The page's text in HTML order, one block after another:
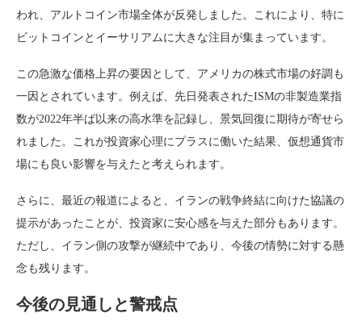
われ、アルトコイン市場全体が反発しました。これにより、特に
ビットコインとイーサリアムに大きな注目が集まっています。
この急激な価格上昇の要因として、アメリカの株式市場の好調も
一因とされています。例えば、先日発表されたISMの非製造業指
数が2022年半ば以来の高水準を記録し、景気回復に期待が寄せら
れました。これが投資家心理にプラスに働いた結果、仮想通貨市
場にも良い影響を与えたと考えられます。
さらに、最近の報道によると、イランの戦争終結に向けた協議の
提示があったことが、投資家に安心感を与えた部分もあります。
ただし、イラン側の攻撃が継続中であり、今後の情勢に対する懸
念も残ります。
今後の見通しと警戒点